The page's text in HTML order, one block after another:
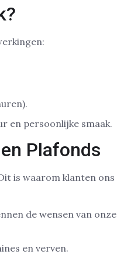
en persoonlijke smaak.
Plafonds
is waarom klanten ons
de wensen van onze
en verven.